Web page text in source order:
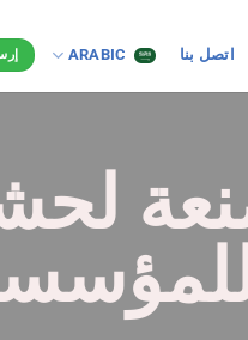
اتصل بنا ARABIC